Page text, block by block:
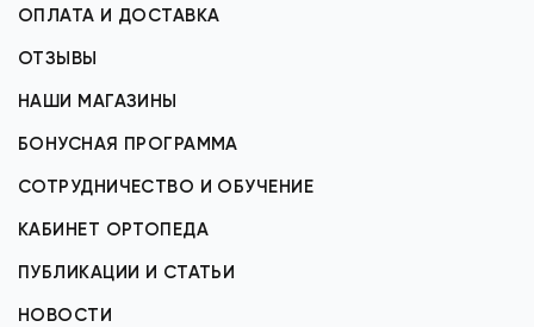
ОПЛАТА И ДОСТАВКА
ОТЗЫВЫ
НАШИ МАГАЗИНЫ
БОНУСНАЯ ПРОГРАММА
СОТРУДНИЧЕСТВО И ОБУЧЕНИЕ
КАБИНЕТ ОРТОПЕДА
ПУБЛИКАЦИИ И СТАТЬИ
НОВОСТИ